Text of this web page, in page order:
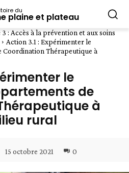
du
plaine et plateau
3 : Accès à la prévention et aux soins
Action 3.1 : Expérimenter le
Thérapeutique à
le
de
à
rural
15 octobre 2021 0